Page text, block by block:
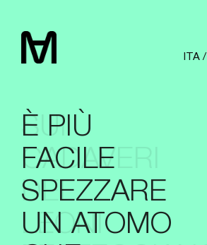
ITA /
SUI
CADAVERI
DEI
LEONI
È PIÙ
FACILE
SPEZZARE
UN ATOMO